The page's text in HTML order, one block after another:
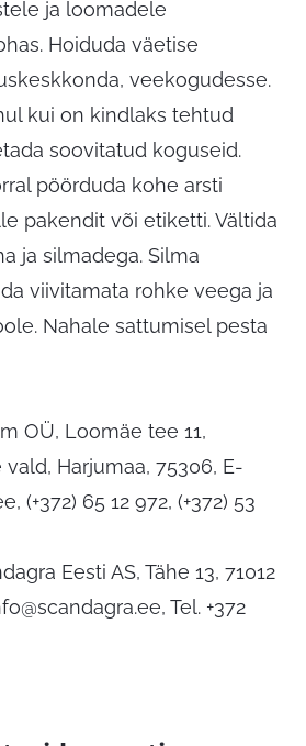
ja loomadele
Hoiduda väetise
veekogudesse.
kui on kindlaks tehtud
soovitatud koguseid.
pöörduda kohe arsti
pakendit või etiketti. Vältida
ja silmadega. Silma
viivitamata rohke veega ja
Nahale sattumisel pesta
OÜ, Loomäe tee 11,
Harjumaa, 75306, E-
, (+372) 65 12 972, (+372) 53
Eesti AS, Tähe 13, 71012
, Tel. +372